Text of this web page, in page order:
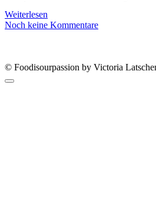
Weiterlesen
Noch keine Kommentare
© Foodisourpassion by Victoria